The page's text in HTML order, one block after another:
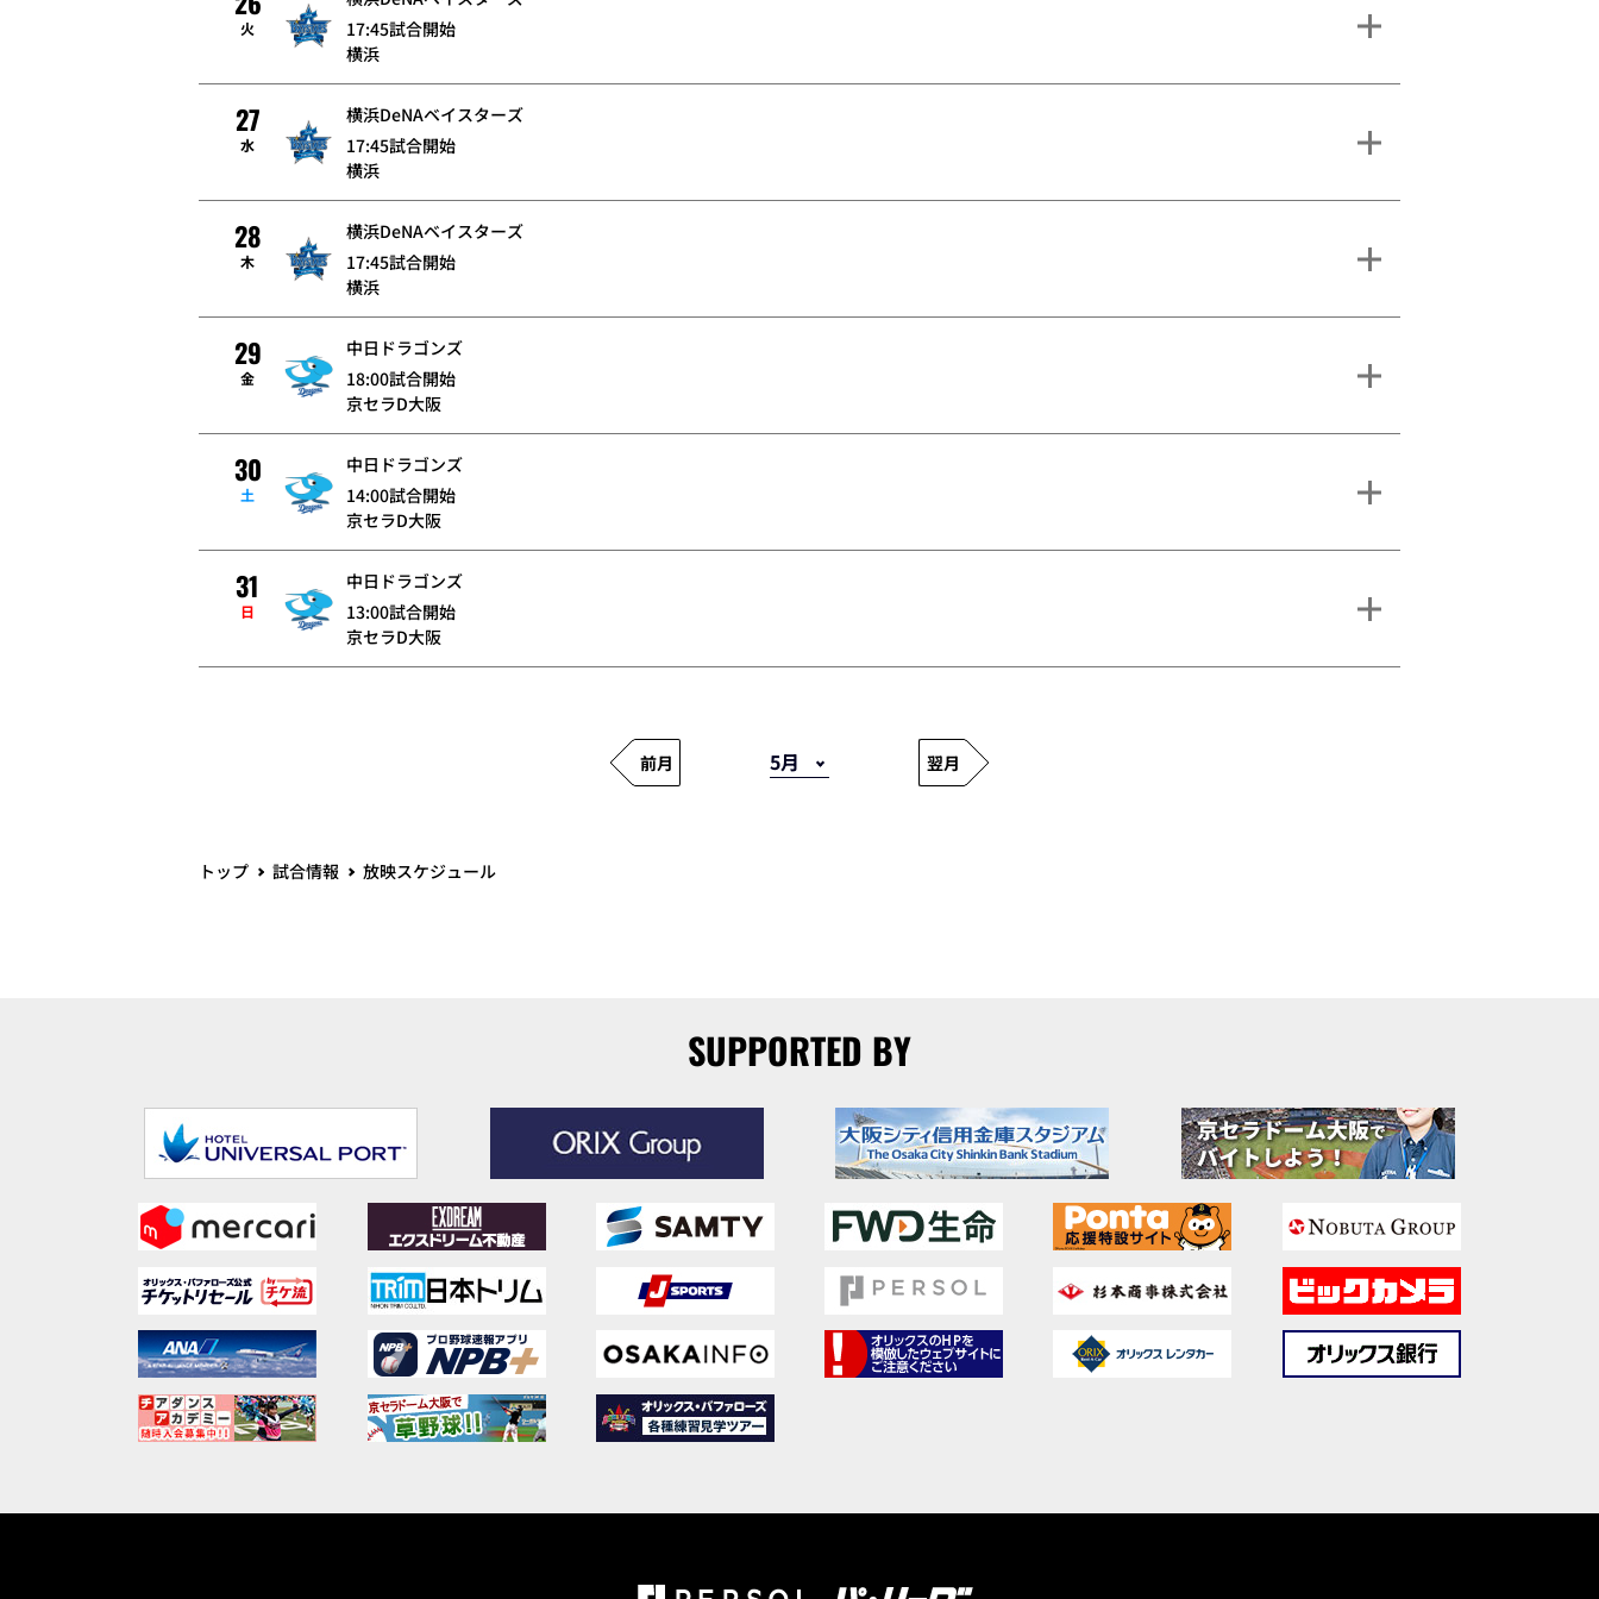
火
17:45試合開始
横浜
27
水
横浜DeNAベイスターズ
17:45試合開始
横浜
28
木
横浜DeNAベイスターズ
17:45試合開始
横浜
29
金
中日ドラゴンズ
18:00試合開始
京セラD大阪
30
土
中日ドラゴンズ
14:00試合開始
京セラD大阪
31
日
中日ドラゴンズ
13:00試合開始
京セラD大阪
前月 翌月
トップ 試合情報 放映スケジュール
SUPPORTED BY